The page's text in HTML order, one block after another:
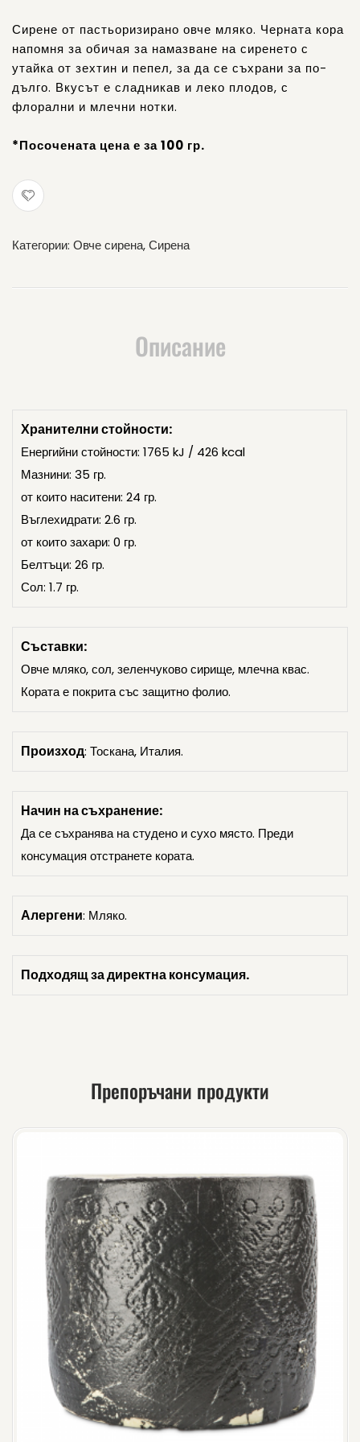
Сирене от пастьоризирано овче мляко. Черната кора
напомня за обичая за намазване на сиренето с
утайка от зехтин и пепел, за да се съхрани за по-
дълго. Вкусът е сладникав и леко плодов, с
флорални и млечни нотки.
*Посочената цена е за 100 гр.
Категории: Овче сирена,Сирена
Описание
Хранителни стойности:
Енергийни стойности: 1765 kJ / 426 kcal
Мазнини: 35 гр.
от които наситени: 24 гр.
Въглехидрати: 2.6 гр.
от които захари: 0 гр.
Белтъци: 26 гр.
Сол: 1.7 гр.
Съставки:
Овче мляко, сол, зеленчуково сирище, млечна квас.
Кората е покрита със защитно фолио.
Произход: Тоскана, Италия.
Начин на съхранение:
Да се съхранява на студено и сухо място. Преди
консумация отстранете кората.
Алергени: Мляко.
Подходящ за директна консумация.
Препоръчани продукти